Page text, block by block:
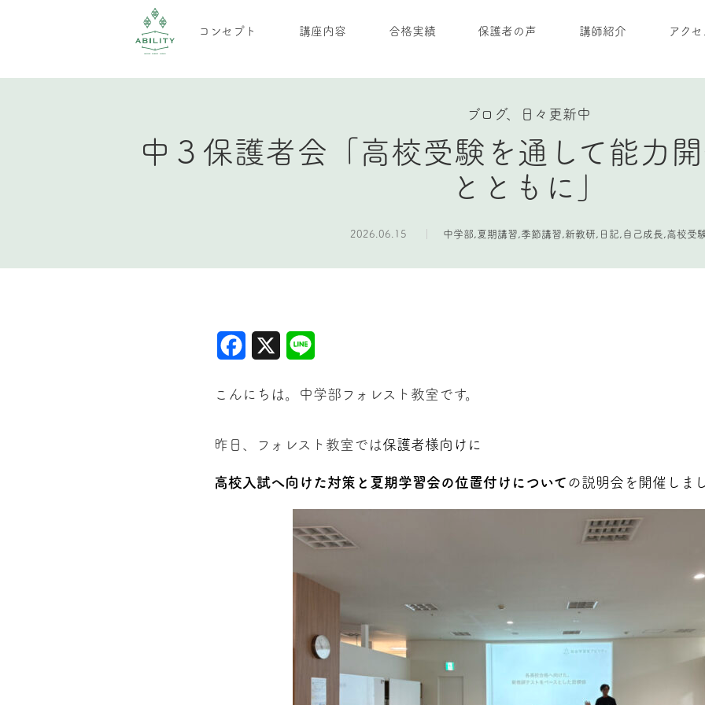
コンセプト 講座内容 合格実績 保護者の声 講師紹介 アク
ブログ、日々更新中
中３保護者会「高校受験を通して能力
とともに」
2026.06.15 中学部 ,夏期講習 ,季節講習 ,新教研 , 日記 , 自己成長 ,高校受
Facebook
こんにちは。中学部フォレスト教室です。
昨日、フォレスト教室では保護者様向けに
高校入試へ向けた対策と夏期学習会の位置付けについて の説明会を開催しま